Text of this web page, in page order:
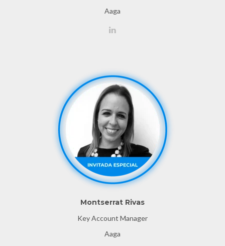
Aaga
Montserrat Rivas
Key Account Manager
Aaga